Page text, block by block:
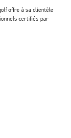
offre à sa clientèle
certifiés par